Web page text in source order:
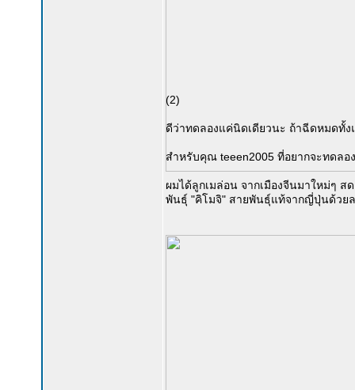
(2)
ดีว่าทดลองแค่นิดเดียวนะ ถ้าฉีดหมดทั้ง
สำหรับคุณ teeen2005 ที่อยากจะทดลอ
ผมได้ลูกเมล่อน จากเมืองจีนมาใหม่ๆ ส
พันธุ์ "คิโมจิ" สายพันธุ์แท้จากญี่ปุ่นด้วย